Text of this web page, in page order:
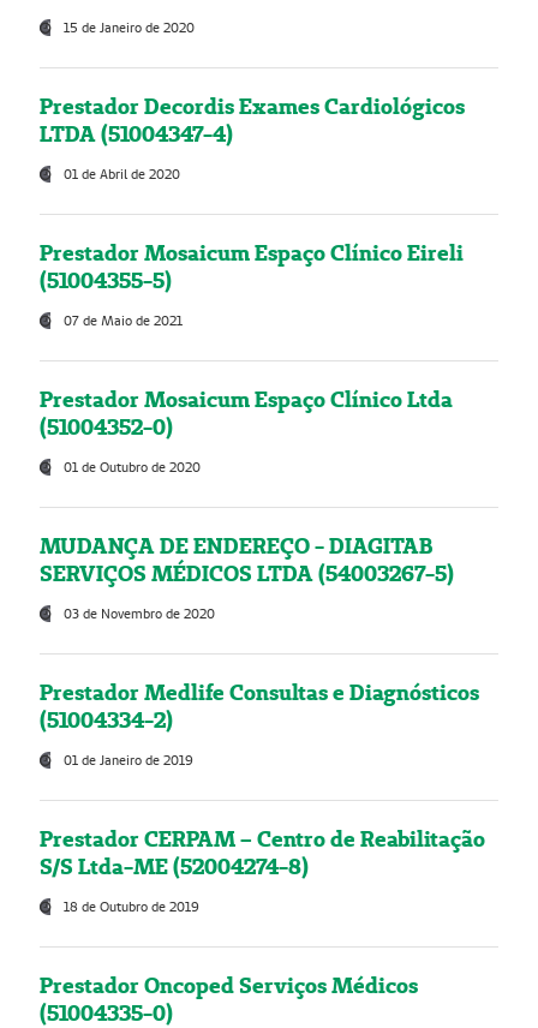
15 de Janeiro de 2020
Prestador Decordis Exames Cardiológicos
LTDA (51004347-4)
01 de Abril de 2020
Prestador Mosaicum Espaço Clínico Eireli
(51004355-5)
07 de Maio de 2021
Prestador Mosaicum Espaço Clínico Ltda
(51004352-0)
01 de Outubro de 2020
MUDANÇA DE ENDEREÇO - DIAGITAB
SERVIÇOS MÉDICOS LTDA (54003267-5)
03 de Novembro de 2020
Prestador Medlife Consultas e Diagnósticos
(51004334-2)
01 de Janeiro de 2019
Prestador CERPAM – Centro de Reabilitação
S/S Ltda-ME (52004274-8)
18 de Outubro de 2019
Prestador Oncoped Serviços Médicos
(51004335-0)